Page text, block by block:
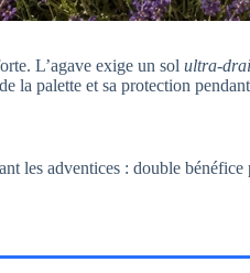
L’agave exige un sol ultra-
la palette et sa protection
les adventices : double